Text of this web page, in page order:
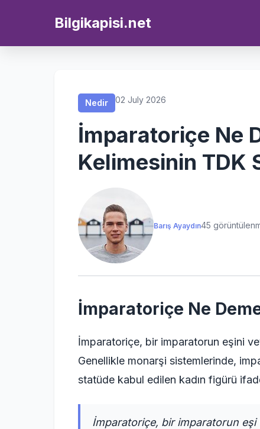
Bilgikapisi.net
Nedir 02 July 2026
İmparatoriçe Ne
Kelimesinin TDK
Barış Ayaydın45
İmparatoriçe Ne
İmparatoriçe, bir imparatorun eşini
Genellikle monarşi sistemlerinde,
statüde kabul edilen kadın figürü
İmparatoriçe, bir imparatorun eşi